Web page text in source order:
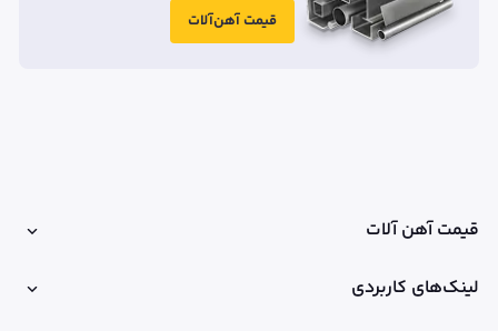
قیمت آهن‌آلات
قیمت آهن آلات
لینک‌های کاربردی